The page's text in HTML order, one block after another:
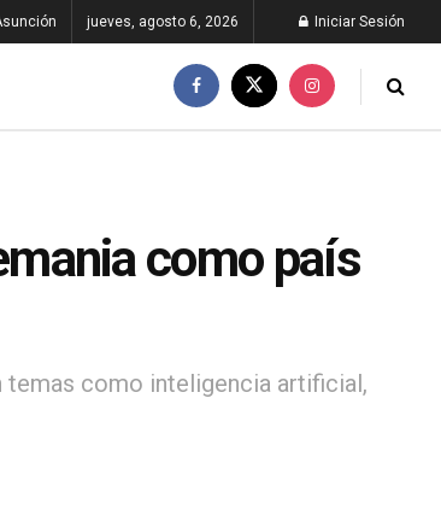
jueves, agosto 6, 2026 Iniciar Sesión
como país
temas como inteligencia artificial,